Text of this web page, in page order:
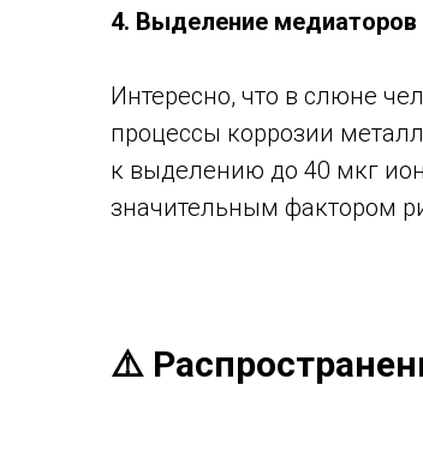
4. Выделение медиаторов
Интересно, что в слюне
процессы коррозии
к выделению до 40 мкг
значительным фактором
⚠️